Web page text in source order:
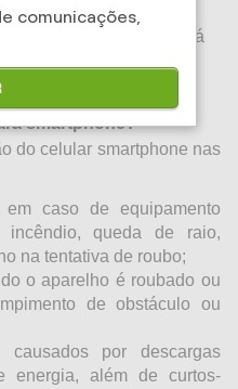
roubos, ocorrências
25% das pessoas já
smartphone?
do celular smartphone nas
em caso de equipamento
incêndio, queda de raio,
na tentativa de roubo;
o aparelho é roubado ou
de obstáculo ou
causados por descargas
energia, além de curtos-
comunicações,